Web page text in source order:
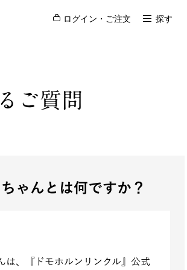
ログイン・ご注文 探す
ご質問
ゃんとは何ですか？
は、『ドモホルンリンクル』公式